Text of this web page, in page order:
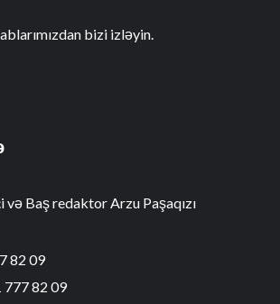
bizi izləyin.
və Baş redaktor Arzu Paşaqızı
82 09
777 82 09